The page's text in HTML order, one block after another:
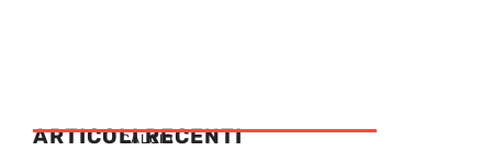
ARTICOLI RECENTI
CALCIO